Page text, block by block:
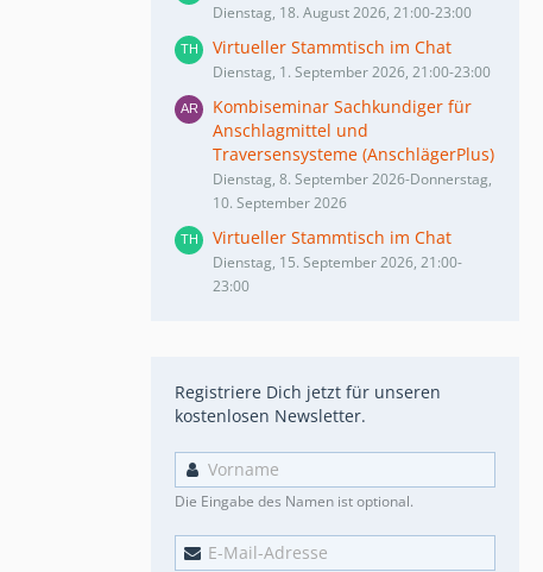
Dienstag, 18. August 2026, 21:00-23:00
Virtueller Stammtisch im Chat
Dienstag, 1. September 2026, 21:00-23:00
Kombiseminar Sachkundiger für
Anschlagmittel und
Traversensysteme (AnschlägerPlus)
Dienstag, 8. September 2026-Donnerstag,
10. September 2026
Virtueller Stammtisch im Chat
Dienstag, 15. September 2026, 21:00-
23:00
Registriere Dich jetzt für unseren
kostenlosen Newsletter.
Die Eingabe des Namen ist optional.